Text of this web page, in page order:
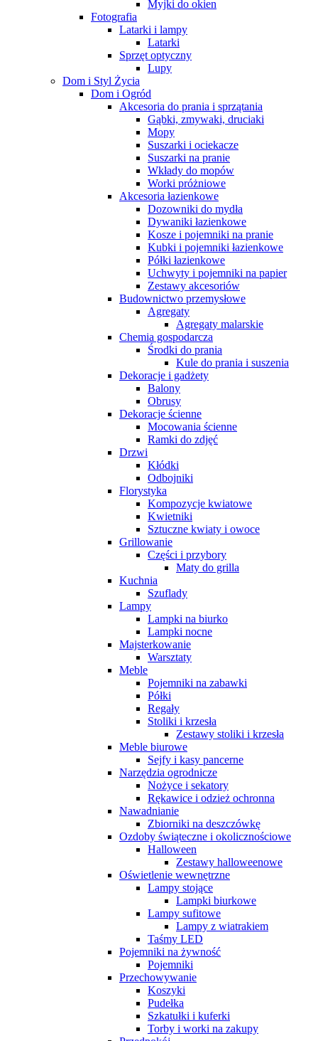
Myjki do okien
Fotografia
Latarki i lampy
Latarki
Sprzęt optyczny
Lupy
Dom i Styl Życia
Dom i Ogród
Akcesoria do prania i sprzątania
Gąbki, zmywaki, druciaki
Mopy
Suszarki i ociekacze
Suszarki na pranie
Wkłady do mopów
Worki próżniowe
Akcesoria łazienkowe
Dozowniki do mydła
Dywaniki łazienkowe
Kosze i pojemniki na pranie
Kubki i pojemniki łazienkowe
Półki łazienkowe
Uchwyty i pojemniki na papier
Zestawy akcesoriów
Budownictwo przemysłowe
Agregaty
Agregaty malarskie
Chemia gospodarcza
Środki do prania
Kule do prania i suszenia
Dekoracje i gadżety
Balony
Obrusy
Dekoracje ścienne
Mocowania ścienne
Ramki do zdjęć
Drzwi
Kłódki
Odbojniki
Florystyka
Kompozycje kwiatowe
Kwietniki
Sztuczne kwiaty i owoce
Grillowanie
Części i przybory
Maty do grilla
Kuchnia
Szuflady
Lampy
Lampki na biurko
Lampki nocne
Majsterkowanie
Warsztaty
Meble
Pojemniki na zabawki
Półki
Regały
Stoliki i krzesła
Zestawy stoliki i krzesła
Meble biurowe
Sejfy i kasy pancerne
Narzędzia ogrodnicze
Nożyce i sekatory
Rękawice i odzież ochronna
Nawadnianie
Zbiorniki na deszczówkę
Ozdoby świąteczne i okolicznościowe
Halloween
Zestawy halloweenowe
Oświetlenie wewnętrzne
Lampy stojące
Lampki biurkowe
Lampy sufitowe
Lampy z wiatrakiem
Taśmy LED
Pojemniki na żywność
Pojemniki
Przechowywanie
Koszyki
Pudełka
Szkatułki i kuferki
Torby i worki na zakupy